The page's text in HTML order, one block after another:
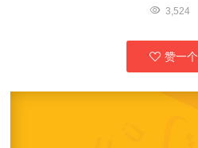
3,524
赞一个